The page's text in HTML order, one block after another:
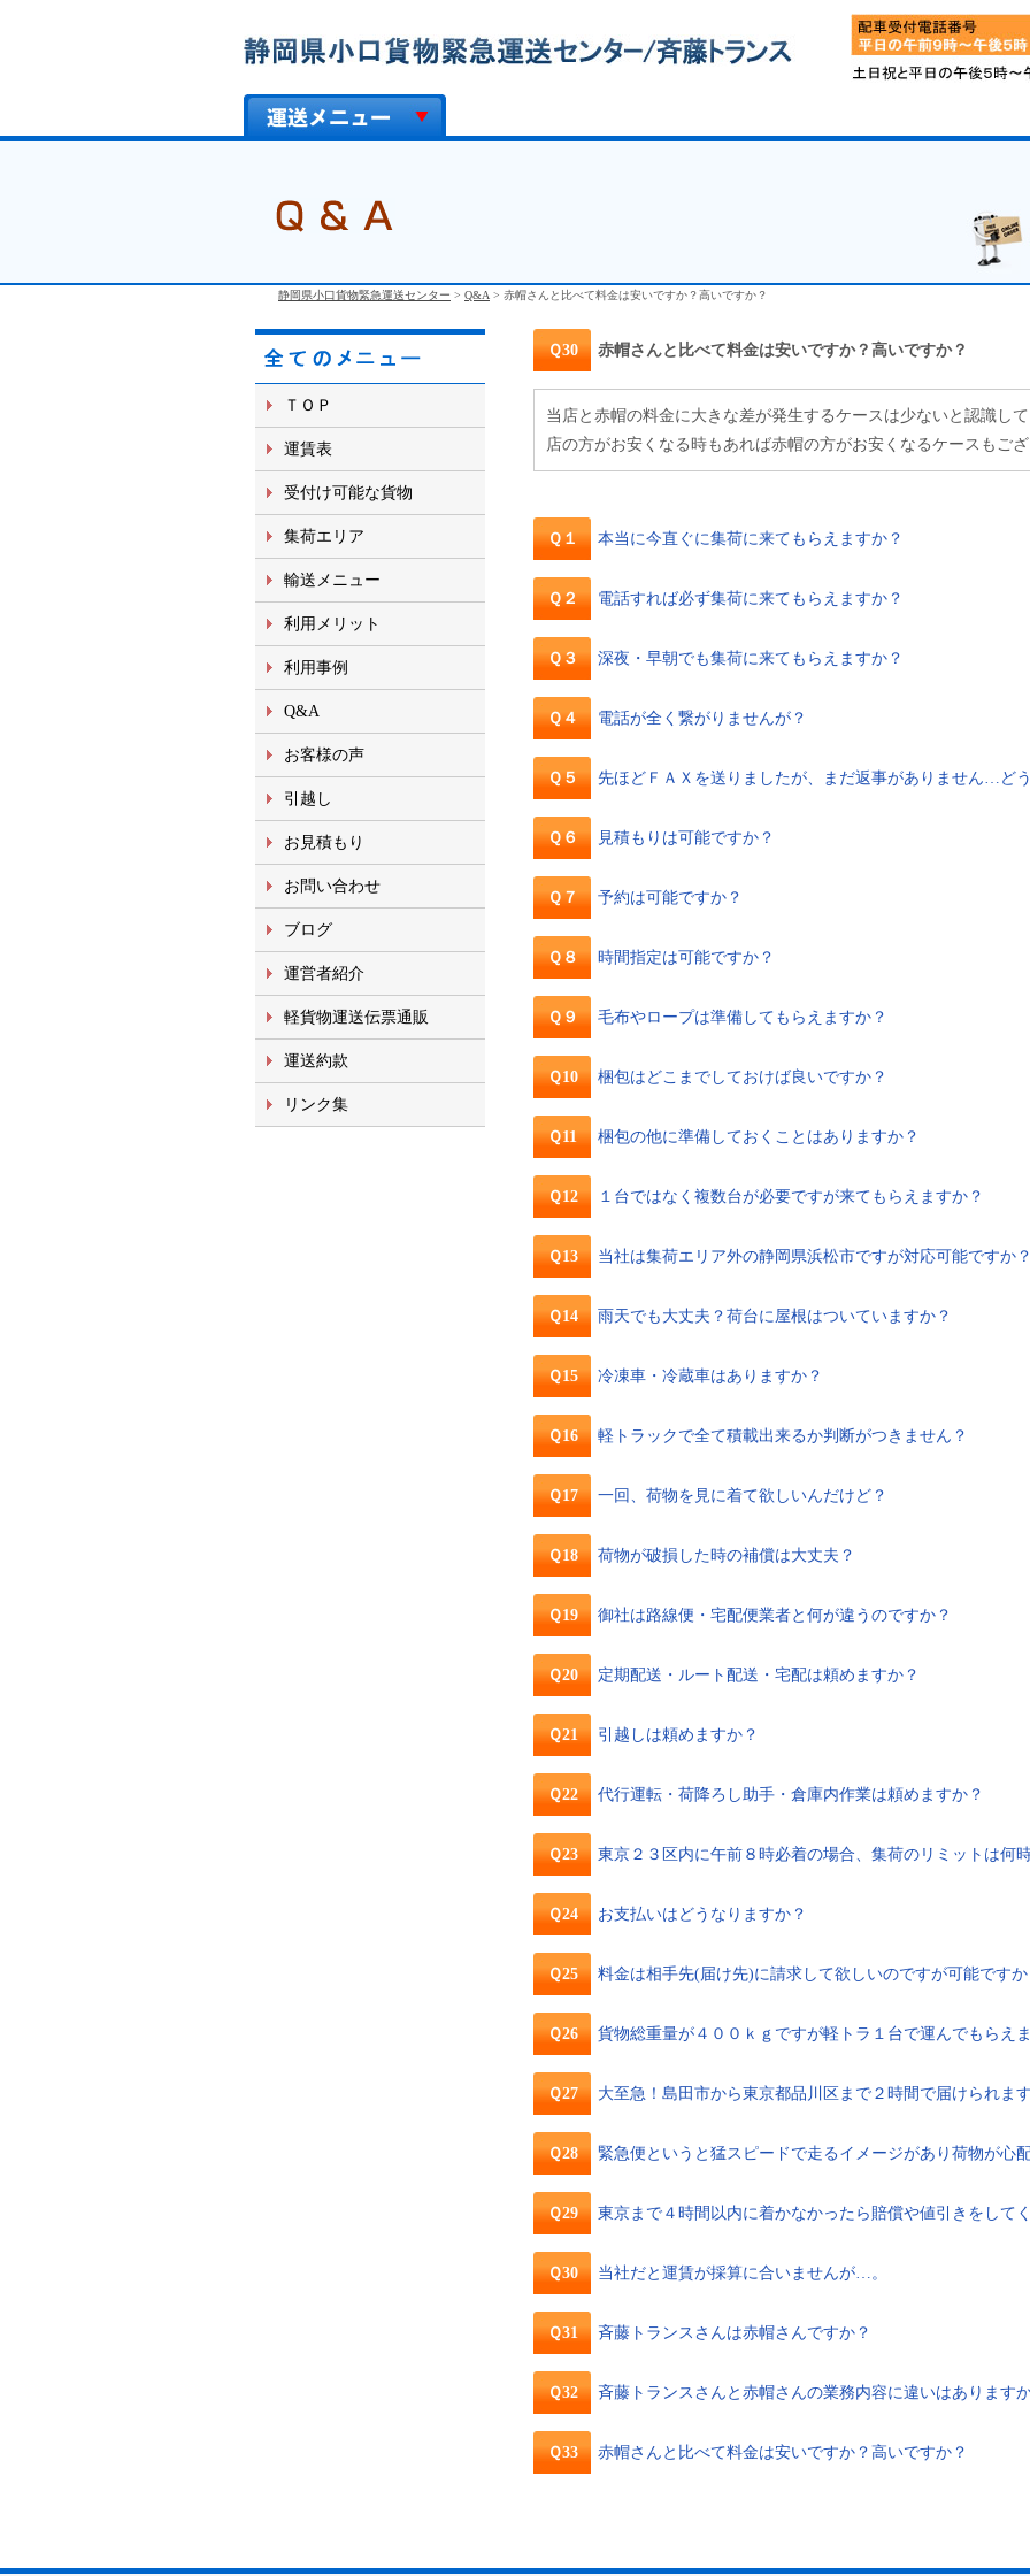
静岡県小口貨物緊急運送センター > Q&A > 赤帽さんと比べて料金は安いですか？高いですか？
ＴＯＰ
運賃表
受付け可能な貨物
集荷エリア
輸送メニュー
利用メリット
利用事例
Q&A
お客様の声
引越し
お見積もり
お問い合わせ
ブログ
運営者紹介
軽貨物運送伝票通販
運送約款
リンク集
Ｑ30 赤帽さんと比べて料金は安いですか？高いですか？
当店と赤帽の料金に大きな差が発生するケースは少ないと認識し
店の方がお安くなる時もあれば赤帽の方がお安くなるケースもござ
Ｑ１ 本当に今直ぐに集荷に来てもらえますか？
Ｑ２ 電話すれば必ず集荷に来てもらえますか？
Ｑ３ 深夜・早朝でも集荷に来てもらえますか？
Ｑ４ 電話が全く繋がりませんが？
Ｑ５ 先ほどＦＡＸを送りましたが、まだ返事がありません…ど
Ｑ６ 見積もりは可能ですか？
Ｑ７ 予約は可能ですか？
Ｑ８ 時間指定は可能ですか？
Ｑ９ 毛布やロープは準備してもらえますか？
Ｑ10 梱包はどこまでしておけば良いですか？
Ｑ11 梱包の他に準備しておくことはありますか？
Ｑ12 １台ではなく複数台が必要ですが来てもらえますか？
Ｑ13 当社は集荷エリア外の静岡県浜松市ですが対応可能ですか？
Ｑ14 雨天でも大丈夫？荷台に屋根はついていますか？
Ｑ15 冷凍車・冷蔵車はありますか？
Ｑ16 軽トラックで全て積載出来るか判断がつきません？
Ｑ17 一回、荷物を見に着て欲しいんだけど？
Ｑ18 荷物が破損した時の補償は大丈夫？
Ｑ19 御社は路線便・宅配便業者と何が違うのですか？
Ｑ20 定期配送・ルート配送・宅配は頼めますか？
Ｑ21 引越しは頼めますか？
Ｑ22 代行運転・荷降ろし助手・倉庫内作業は頼めますか？
Ｑ23 東京２３区内に午前８時必着の場合、集荷のリミットは何
Ｑ24 お支払いはどうなりますか？
Ｑ25 料金は相手先(届け先)に請求して欲しいのですが可能ですか
Ｑ26 貨物総重量が４００ｋｇですが軽トラ１台で運んでもらえ
Ｑ27 大至急！島田市から東京都品川区まで２時間で届けられま
Ｑ28 緊急便というと猛スピードで走るイメージがあり荷物が心
Ｑ29 東京まで４時間以内に着かなかったら賠償や値引きをして
Ｑ30 当社だと運賃が採算に合いませんが…。
Ｑ31 斉藤トランスさんは赤帽さんですか？
Ｑ32 斉藤トランスさんと赤帽さんの業務内容に違いはあります
Ｑ33 赤帽さんと比べて料金は安いですか？高いですか？